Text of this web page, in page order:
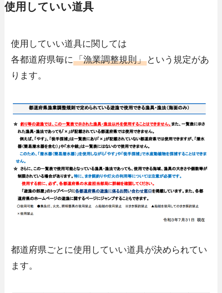
使用していい道具
使用していい道具に関しては
各都道府県毎に「漁業調整規則」 という規定があ
ります。
都道府県ごとに使用していい道具が決められてい
ます。